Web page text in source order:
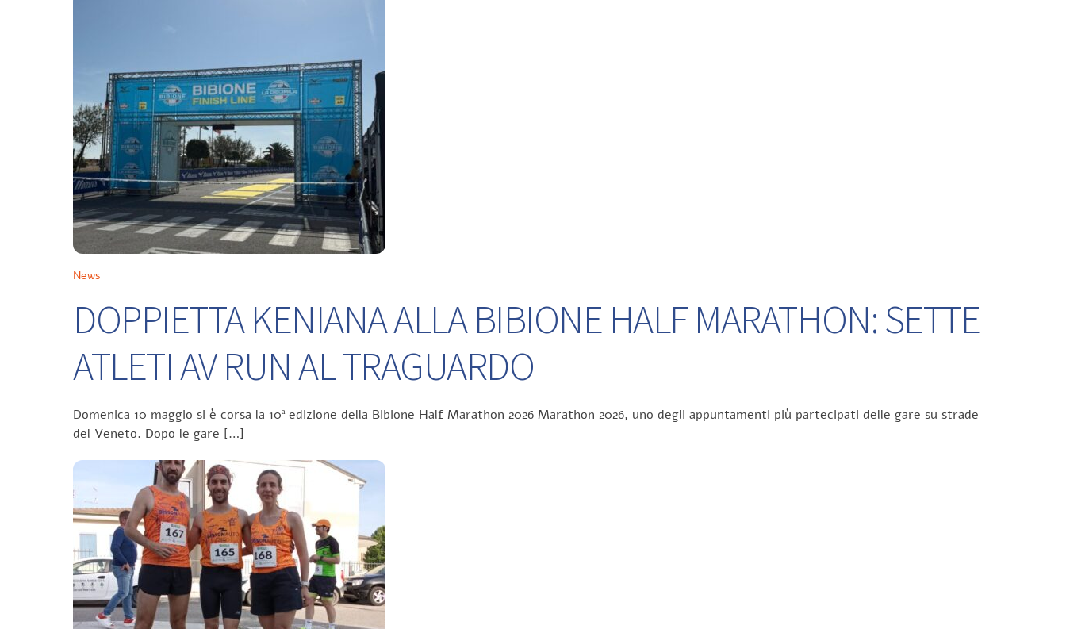
News
DOPPIETTA KENIANA ALLA BIBIONE HALF MARATHON: SETTE
ATLETI AV RUN AL TRAGUARDO
Domenica 10 maggio si è corsa la 10ª edizione della Bibione Half Marathon 2026 Marathon 2026, uno degli appuntamenti più partecipati delle gare su strade
del Veneto. Dopo le gare […]